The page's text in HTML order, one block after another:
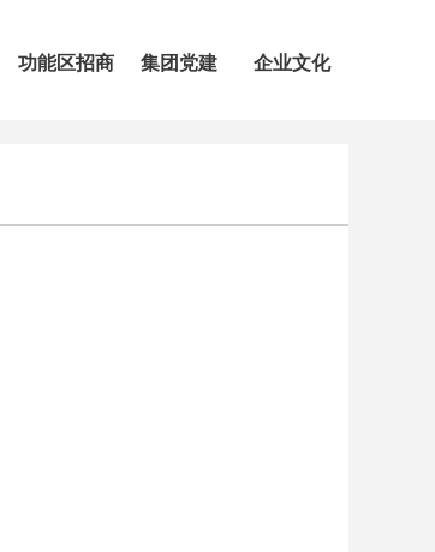
功能区招商 集团党建 企业文化